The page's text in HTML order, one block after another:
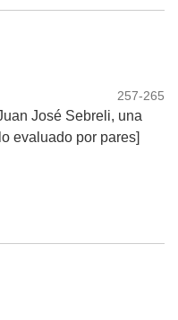
257-265
José Sebreli, una
evaluado por pares]